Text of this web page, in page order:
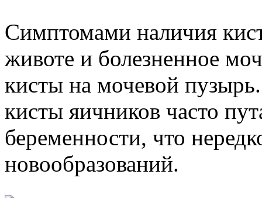
Симптомами наличия
животе и болезненное
кисты на мочевой
кисты яичников часто
беременности, что
новообразований.